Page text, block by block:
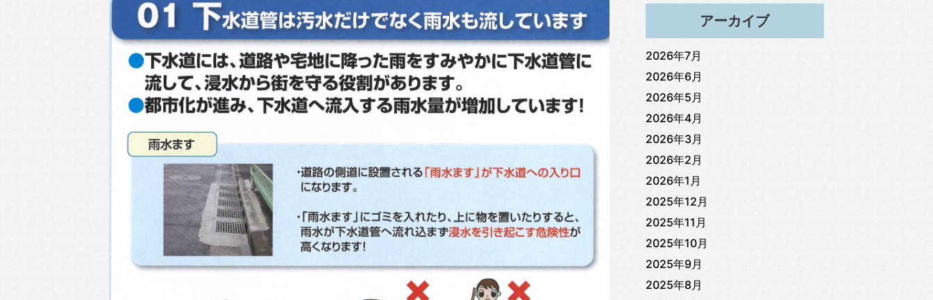
アーカイブ
2026年7月
2026年6月
2026年5月
2026年4月
2026年3月
2026年2月
2026年1月
2025年12月
2025年11月
2025年10月
2025年9月
2025年8月